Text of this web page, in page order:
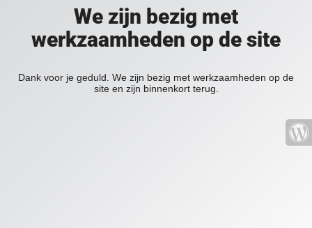
We zijn bezig met
werkzaamheden op de site
Dank voor je geduld. We zijn bezig met werkzaamheden op de
site en zijn binnenkort terug.